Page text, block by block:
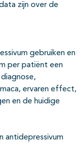
zijn over de
gebruiken en
per patiënt een
ervaren effect,
en de huidige
antidepressivum